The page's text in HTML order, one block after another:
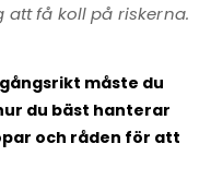
att få koll på riskerna.
måste du
du bäst hanterar
och råden för att